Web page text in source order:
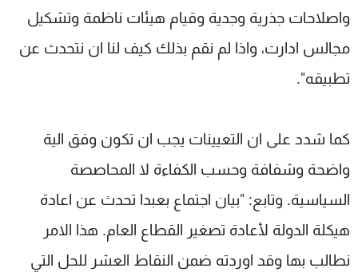
واصلاحات جذرية وجدية وقيام هيئات ناظمة وتشكيل
مجالس ادارت، واذا لم نقم بذلك كيف لنا ان نتحدث عن
تطبيقه".
كما شدد على ان التعيينات يجب ان تكون وفق الية
واضحة وشفافة وحسب الكفاءة لا المحاصصة
السياسية. وتابع: "بيان اجتماع بعبدا تحدث عن اعادة
هيكلة الدولة لأعادة تصغير القطاع العام. هذا الامر
نطالب بها وقد اوردته ضمن النقاط العشر للحل التي